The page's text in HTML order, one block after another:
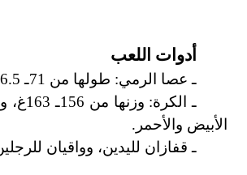
أدوات اللعب
ـ عصا الرمي: طولها من 71ـ 96.5سم وعرضها من مكان الرمي(السفلي) 10.9سم.
الأبيض والأحمر.
ـ قفازان لليدين، وواقيان